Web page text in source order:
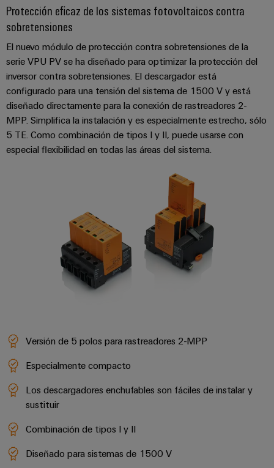
de
aguas
residuales
Novedades
de producto
Conectividad
práctica para
tu industria.
Nuestras
novedades
para
Industrial
Connectivity.
digital
avanzada:
Protección eficaz de los sistemas fotovoltaicos contra
sobretensiones
El nuevo módulo de protección contra sobretensiones de la
serie VPU PV se ha diseñado para optimizar la protección del
inversor contra sobretensiones. El descargador está
configurado para una tensión del sistema de 1500 V y está
diseñado directamente para la conexión de rastreadores 2-
MPP. Simplifica la instalación y es especialmente estrecho, sólo
5 TE. Como combinación de tipos I y II, puede usarse con
especial flexibilidad en todas las áreas del sistema.
Versión de 5 polos para rastreadores 2-MPP
Especialmente compacto
Los descargadores enchufables son fáciles de instalar y
sustituir
Combinación de tipos I y II
Diseñado para sistemas de 1500 V